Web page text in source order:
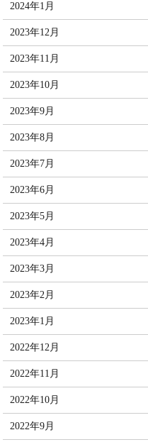
2024年1月
2023年12月
2023年11月
2023年10月
2023年9月
2023年8月
2023年7月
2023年6月
2023年5月
2023年4月
2023年3月
2023年2月
2023年1月
2022年12月
2022年11月
2022年10月
2022年9月